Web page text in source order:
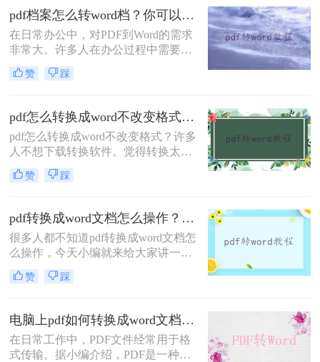
得转换成word文档，那么问题来了，
100页pdf怎么转word？这类操作对工
作经验丰富的人自然不在话下，但对
于职场新手来说，就让人很头疼了，
学会这个pdf批量转word方法，再也不
用担心不会转格式！下面就一起来了
pdf档案怎么转word档？你可以只要学会这二种方法就行！
在日常办公中，对PDF到Word的需求
非常大。许多人在办公过程中需要使
用pdf档案怎么转word档，但许多人不
知道如何将pdf档案转word文档。我们
Word，那么什么转换器更适合将PDF
转换为Word呢？
赞 踩
pdf怎么转换成word不改变格式？试试这种在线方法吧！
pdf怎么转换成word不改变格式？许多
人不想下载转换软件。觉得转换太麻
烦了。那么是否有在线转换方法？当
然是有的，在线pdf转word简单快捷，
一起来看看在线转换的方法吧。
赞 踩
pdf转换成word文档怎么操作？这二种转换方法保证让你满意！
很多人都不知道pdf转换成word文档怎
么操作，今天小编就来给大家讲一
讲，其实想要将PDF文件转换成Word
文件是件很简单的事情，由于很多朋
较难，但是，当你试过之后就不会这
么觉得了，下面来给大家讲讲pdf转
word的方法吧。
赞 踩
电脑上pdf如何转换成word文档？转转大师二种操作方法分享给你!
在日常工作中，PDF文件经常用于格
式传输。据小编介绍，PDF是一种与